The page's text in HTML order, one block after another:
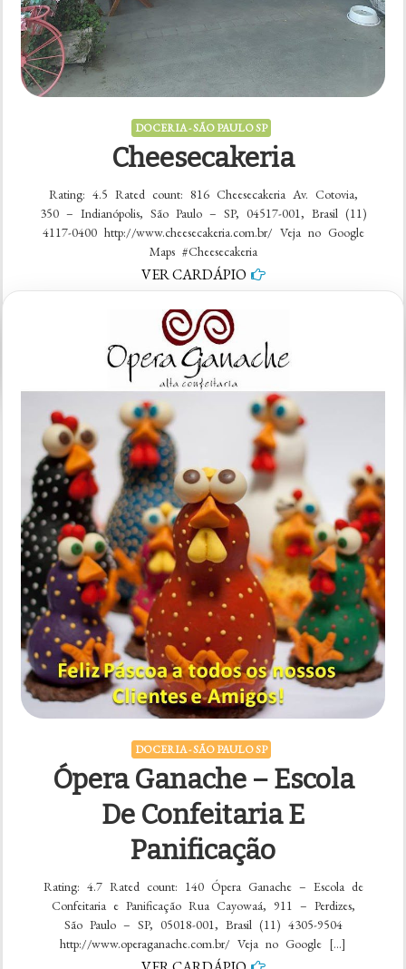
DOCERIA - SÃO PAULO SP
Cheesecakeria
Rating: 4.5 Rated count: 816 Cheesecakeria Av. Cotovia,
350 – Indianópolis, São Paulo – SP, 04517-001, Brasil (11)
4117-0400 http://www.cheesecakeria.com.br/ Veja no Google
Maps #Cheesecakeria
VER CARDÁPIO
5 comentários
Cheesecakeria
DOCERIA - SÃO PAULO SP
Ópera Ganache – Escola
De Confeitaria E
Panificação
Rating: 4.7 Rated count: 140 Ópera Ganache – Escola de
Confeitaria e Panificação Rua Cayowaá, 911 – Perdizes,
São Paulo – SP, 05018-001, Brasil (11) 4305-9504
http://www.operaganache.com.br/ Veja no Google […]